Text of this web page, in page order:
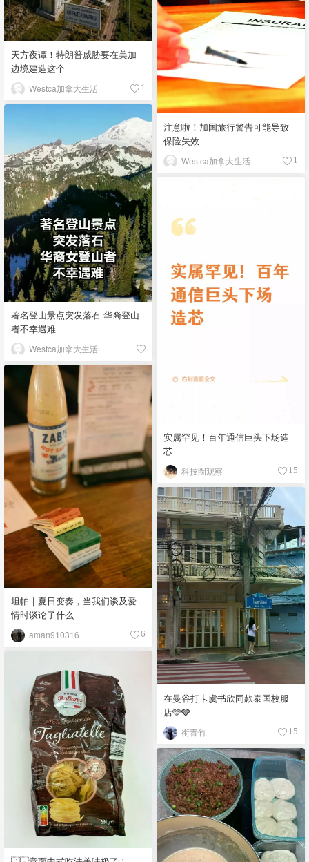
天方夜谭！特朗普威胁要在美加
边境建造这个
Westca加拿大生活 1
注意啦！加国旅行警告可能导致
保险失效
Westca加拿大生活 1
著名登山景点突发落石 华裔登山
者不幸遇难
Westca加拿大生活
实属罕见！百年通信巨头下场造
芯
科技圈观察 15
坦帕｜夏日变奏，当我们谈及爱
情时谈论了什么
aman910316 6
在曼谷打卡虞书欣同款泰国校服
店🩵🩶
衔青竹 15